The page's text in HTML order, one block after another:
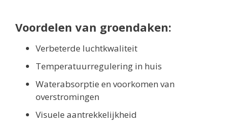
Voordelen van groendaken:
Verbeterde luchtkwaliteit
Temperatuurregulering in huis
Waterabsorptie en voorkomen van
overstromingen
Visuele aantrekkelijkheid